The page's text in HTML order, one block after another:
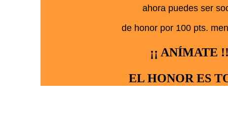
ahora puedes ser
de honor por 100 pts.
¡¡ ANÍMATE !!
EL HONOR ES